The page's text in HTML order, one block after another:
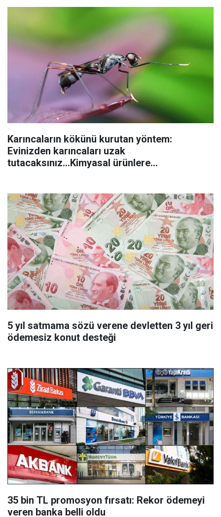
Karıncaların kökünü kurutan yöntem:
Evinizden karıncaları uzak
tutacaksınız...Kimyasal ürünlere
5 yıl satmama sözü verene devletten 3 yıl geri
ödemesiz konut desteği
35 bin TL promosyon fırsatı: Rekor ödemeyi
veren banka belli oldu